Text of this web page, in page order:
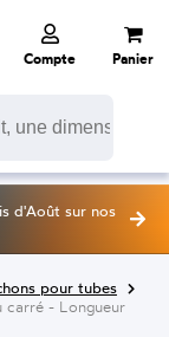
Compte Panier
d'Août sur nos
pour tubes
carré - Longueur